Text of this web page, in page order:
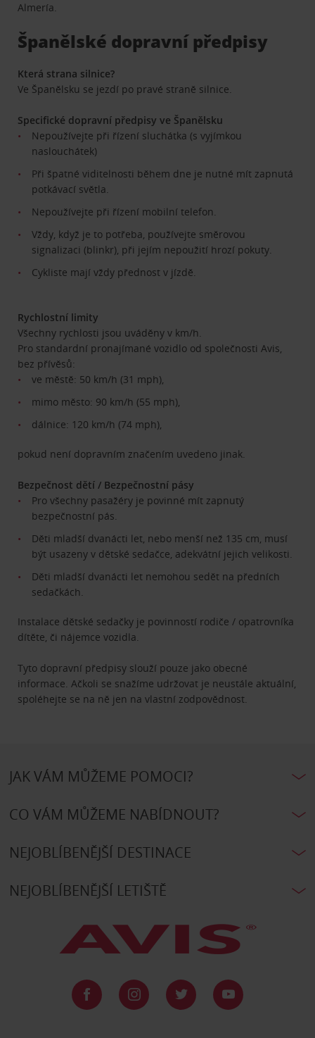
Almería.
Španělské dopravní předpisy
Která strana silnice?
Ve Španělsku se jezdí po pravé straně silnice.
Specifické dopravní předpisy ve Španělsku
Nepoužívejte při řízení sluchátka (s vyjímkou
naslouchátek)
Při špatné viditelnosti během dne je nutné mít zapnutá
potkávací světla.
Nepoužívejte při řízení mobilní telefon.
Vždy, když je to potřeba, používejte směrovou
signalizaci (blinkr), při jejím nepoužití hrozí pokuty.
Cykliste mají vždy přednost v jízdě.
Rychlostní limity
Všechny rychlosti jsou uváděny v km/h.
Pro standardní pronajímané vozidlo od společnosti Avis,
bez přívěsů:
ve městě: 50 km/h (31 mph),
mimo město: 90 km/h (55 mph),
dálnice: 120 km/h (74 mph),
pokud není dopravním značením uvedeno jinak.
Bezpečnost dětí / Bezpečnostní pásy
Pro všechny pasažéry je povinné mít zapnutý
bezpečnostní pás.
Děti mladší dvanácti let, nebo menší než 135 cm, musí
být usazeny v dětské sedačce, adekvátní jejich velikosti.
Děti mladší dvanácti let nemohou sedět na předních
sedačkách.
Instalace dětské sedačky je povinností rodiče / opatrovníka
dítěte, či nájemce vozidla.
Tyto dopravní předpisy slouží pouze jako obecné
informace. Ačkoli se snažíme udržovat je neustále aktuální,
spoléhejte se na ně jen na vlastní zodpovědnost.
JAK VÁM MŮŽEME POMOCI?
CO VÁM MŮŽEME NABÍDNOUT?
NEJOBLÍBENĚJŠÍ DESTINACE
NEJOBLÍBENĚJŠÍ LETIŠTĚ